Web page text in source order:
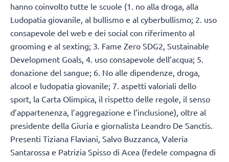
hanno coinvolto tutte le scuole (1. no alla droga, alla
Ludopatia giovanile, al bullismo e al cyberbullismo; 2. uso
consapevole del web e dei social con riferimento al
grooming e al sexting; 3. Fame Zero SDG2, Sustainable
Development Goals, 4. uso consapevole dell’acqua; 5.
donazione del sangue; 6. No alle dipendenze, droga,
alcool e ludopatia giovanile; 7. aspetti valoriali dello
sport, la Carta Olimpica, il rispetto delle regole, il senso
d’appartenenza, l’aggregazione e l’inclusione), oltre al
presidente della Giuria e giornalista Leandro De Sanctis.
Presenti Tiziana Flaviani, Salvo Buzzanca, Valeria
Santarossa e Patrizia Spisso di Acea (fedele compagna di